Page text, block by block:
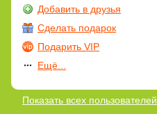
Добавить в друзья
Сделать подарок
Подарить VIP
Ещё...
Показать всех пользователей